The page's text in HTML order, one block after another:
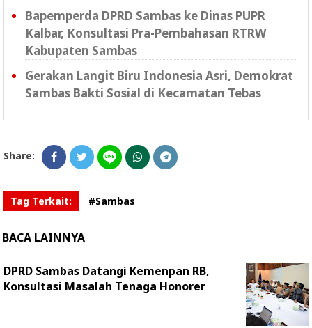
Bapemperda DPRD Sambas ke Dinas PUPR
Kalbar, Konsultasi Pra-Pembahasan RTRW
Kabupaten Sambas
Gerakan Langit Biru Indonesia Asri, Demokrat
Sambas Bakti Sosial di Kecamatan Tebas
Share:
Tag Terkait: #Sambas
BACA LAINNYA
DPRD Sambas Datangi Kemenpan RB,
Konsultasi Masalah Tenaga Honorer